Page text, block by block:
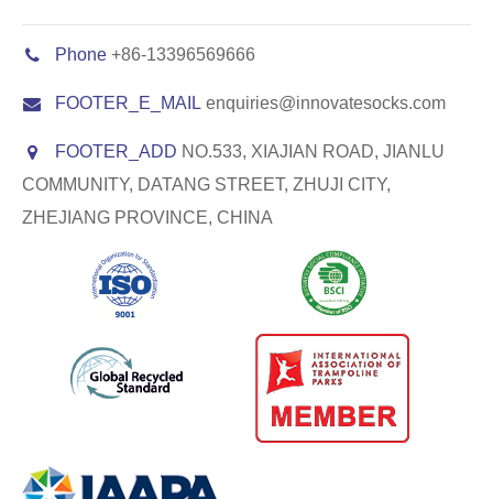
Phone +86-13396569666
FOOTER_E_MAIL enquiries@innovatesocks.com
FOOTER_ADD NO.533, XIAJIAN ROAD, JIANLU
COMMUNITY, DATANG STREET, ZHUJI CITY,
ZHEJIANG PROVINCE, CHINA